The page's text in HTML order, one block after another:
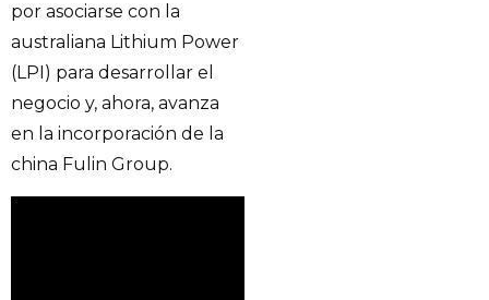
por asociarse con la
australiana Lithium Power
(LPI) para desarrollar el
negocio y, ahora, avanza
en la incorporación de la
china Fulin Group.